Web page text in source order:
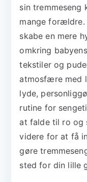
sin
mange forældre.
skabe en mere
omkring
tekstiler og
atmosfære med
lyde,
rutine for
at falde til ro og
videre for at få
gøre
sted for din lille